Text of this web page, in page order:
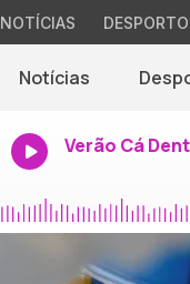
NOTÍCIAS DESPORTO
Notícias
Verão Cá